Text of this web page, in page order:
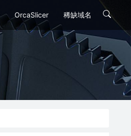
OrcaSlicer 稀缺域名